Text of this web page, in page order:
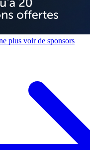
plus voir de sponsors